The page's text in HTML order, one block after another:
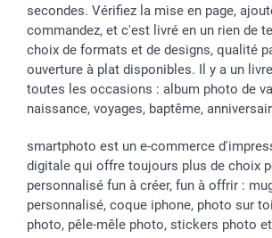
secondes. Vérifiez la mise en page,
commandez, et c'est livré en un rien de
choix de formats et de designs, qualité
ouverture à plat disponibles. Il y a un
toutes les occasions : album photo de
naissance, voyages, baptême,
smartphoto est un e-commerce
digitale qui offre toujours plus de choix
personnalisé fun à créer, fun à offrir :
personnalisé, coque iphone, photo sur
photo, pêle-mêle photo, stickers photo et